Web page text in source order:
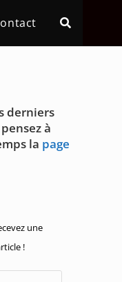
derniers
à
la page
une
!